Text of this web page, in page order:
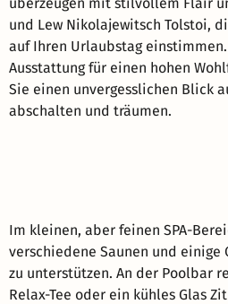
und Lew Nikolajewitsch Tolstoi,
auf Ihren Urlaubstag
Ausstattung für einen hohen
Sie einen unvergesslichen Blick
abschalten und träumen.
Im kleinen, aber feinen SPA-
verschiedene Saunen und
zu unterstützen. An der Poolbar
Relax-Tee oder ein kühles Glas